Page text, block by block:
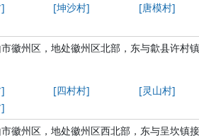
[坤沙村] [唐模村]
徽州区，地处徽州区北部，东与歙县许村
[四村村] [灵山村]
徽州区，地处徽州区西北部，东与呈坎镇